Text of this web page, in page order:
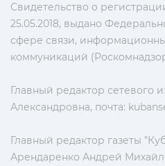
Свидетельство о
25.05.2018, выдано
сфере связи,
коммуникаций
Главный редактор сетевого
Александровна, почта:
Главный редактор газеты
Арендаренко Андрей